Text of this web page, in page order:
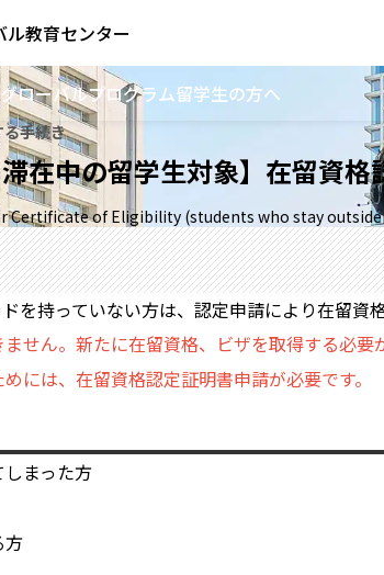
ル教育センター
ローバルプログラム留学生の方へ
手続き
滞在中の留学生対象】在留資
Certificate of Eligibility (students who stay
を持っていない方は、認定申請により在留資
せん。新たに在留資格、ビザを取得する必要
には、在留資格認定証明書申請が必要です。
まった方
方